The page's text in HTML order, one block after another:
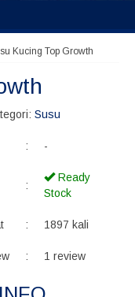
Kucing Top Growth
Susu
: -
:
Ready
Stock
: 1897 kali
: 1 review